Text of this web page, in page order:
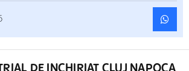
DE INCHIRIAT CLUJ NAPOCA